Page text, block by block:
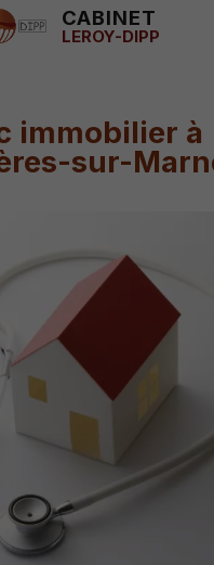
CABINET
LEROY-DIPP
immobilier à
sur-